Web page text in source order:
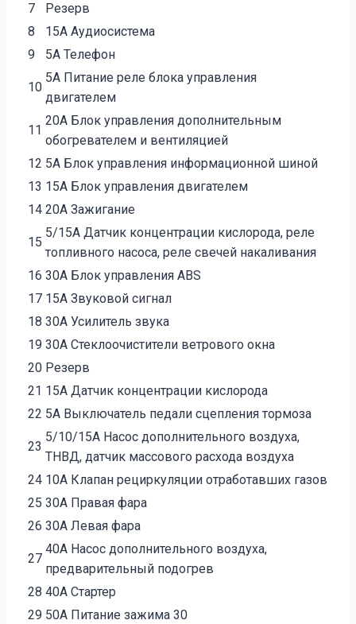
7
Резерв
8
15А Аудиосистема
9
5А Телефон
10
5А Питание реле блока управления
двигателем
11
20А Блок управления дополнительным
обогревателем и вентиляцией
12 5А Блок управления информационной шиной
13 15А Блок управления двигателем
14 20А Зажигание
15
5/15А Датчик концентрации кислорода, реле
топливного насоса, реле свечей накаливания
16 30А Блок управления ABS
17 15А Звуковой сигнал
18 30А Усилитель звука
19 30А Стеклоочистители ветрового окна
20 Резерв
21 15А Датчик концентрации кислорода
22 5А Выключатель педали сцепления тормоза
23
5/10/15А Насос дополнительного воздуха,
ТНВД, датчик массового расхода воздуха
24 10А Клапан рециркуляции отработавших газов
25 30А Правая фара
26 30А Левая фара
27
40А Насос дополнительного воздуха,
предварительный подогрев
28 40А Стартер
29 50А Питание зажима 30